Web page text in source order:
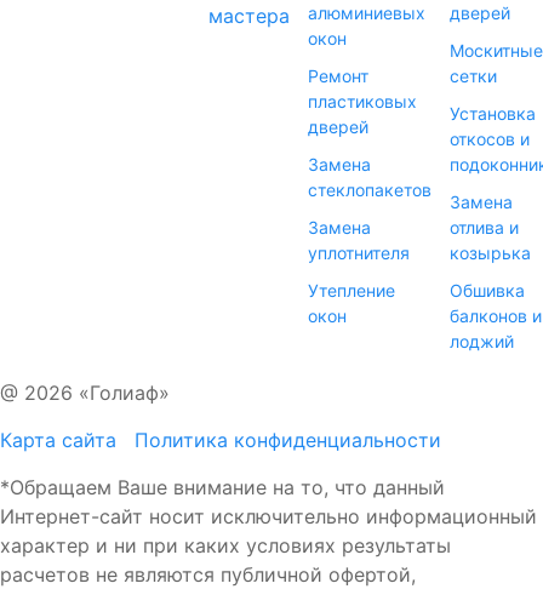
мастера
алюминиевых
окон
Ремонт
пластиковых
дверей
Замена
стеклопакетов
Замена
уплотнителя
Утепление
окон
дверей
Москитные
сетки
Установка
откосов и
Замена
отлива и
козырька
Обшивка
балконов и
лоджий
@ 2026 «Голиаф»
Карта сайта
Политика конфиденциальности
*Обращаем Ваше внимание на то, что данный
Интернет-сайт носит исключительно информационный
характер и ни при каких условиях результаты
расчетов не являются публичной офертой,